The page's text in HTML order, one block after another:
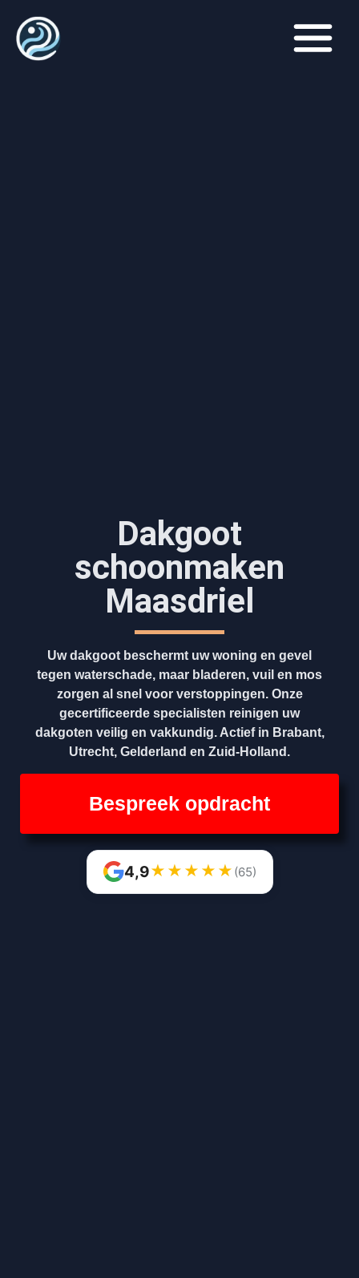
Dakgoot
schoonmaken​
Maasdriel
Uw dakgoot beschermt uw woning en gevel
tegen waterschade, maar bladeren, vuil en mos
zorgen al snel voor verstoppingen. Onze
gecertificeerde specialisten reinigen uw
dakgoten veilig en vakkundig. Actief in Brabant,
Utrecht, Gelderland en Zuid-Holland.
Bespreek opdracht
4,9★ ★ ★ ★ ★ (65)